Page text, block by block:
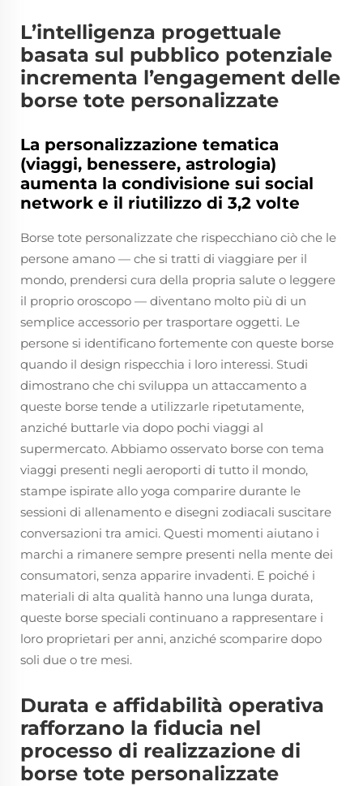
L’intelligenza progettuale
basata sul pubblico potenziale
incrementa l’engagement delle
borse tote personalizzate
La personalizzazione tematica
(viaggi, benessere, astrologia)
aumenta la condivisione sui social
network e il riutilizzo di 3,2 volte
Borse tote personalizzate che rispecchiano ciò che le
persone amano — che si tratti di viaggiare per il
mondo, prendersi cura della propria salute o leggere
il proprio oroscopo — diventano molto più di un
semplice accessorio per trasportare oggetti. Le
persone si identificano fortemente con queste borse
quando il design rispecchia i loro interessi. Studi
dimostrano che chi sviluppa un attaccamento a
queste borse tende a utilizzarle ripetutamente,
anziché buttarle via dopo pochi viaggi al
supermercato. Abbiamo osservato borse con tema
viaggi presenti negli aeroporti di tutto il mondo,
stampe ispirate allo yoga comparire durante le
sessioni di allenamento e disegni zodiacali suscitare
conversazioni tra amici. Questi momenti aiutano i
marchi a rimanere sempre presenti nella mente dei
consumatori, senza apparire invadenti. E poiché i
materiali di alta qualità hanno una lunga durata,
queste borse speciali continuano a rappresentare i
loro proprietari per anni, anziché scomparire dopo
soli due o tre mesi.
Durata e affidabilità operativa
rafforzano la fiducia nel
processo di realizzazione di
borse tote personalizzate